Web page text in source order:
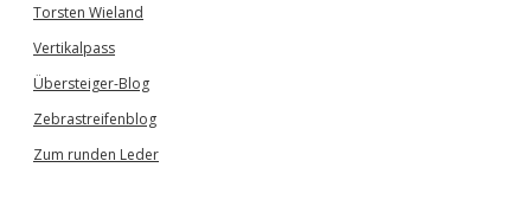
Torsten Wieland
Vertikalpass
Übersteiger-Blog
Zebrastreifenblog
Zum runden Leder